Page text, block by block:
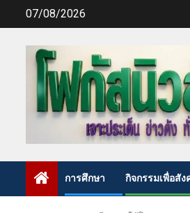
07/08/2026
การศึกษา กิจกรรมเพื่อสัง